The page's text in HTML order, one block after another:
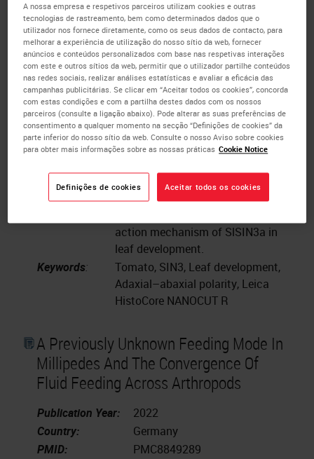
Publication:
2022;300:111055.
doi:10.1016/j.scienta.2022.111055
Institute:
Collaborative Innovation Center for
Efficient and Green Production of
Agriculture in Mountainous Areas
of Zhejiang Province, College of
Horticulture Science, Zhejiang A&F
University, Hangzhou 311300,
Zhejiang
Study Goals:
To explore a new role of SIN3 in
action mechanism of SlSIN3a in
leaf development.
Keywords:
Tomato, SIN3, Leaf development,
Adaxial–abaxial polarity, Leica
HistoCore NANOCUT R
A Previously Unknown Feeding Mode In
Millipedes And The Convergence Of
Fluid Feeding Across Arthropods
Publication Year:
2022
Country:
Germany
PMID:
PMC8849289
A nossa empresa e respetivos parceiros utilizam cookies e outras
tecnologias de rastreamento, bem como determinados dados que o
utilizador nos fornece diretamente, como os seus dados de contacto, para
melhorar a experiência de utilização do nosso sítio da web, fornecer
anúncios e conteúdos personalizados com base nas respetivas interações
com este e outros sítios da web, permitir que o utilizador partilhe conteúdos
nas redes sociais, realizar análises estatísticas e avaliar a eficácia das
campanhas publicitárias. Se clicar em “Aceitar todos os cookies”, concorda
com estas condições e com a partilha destes dados com os nossos
parceiros (consulte a ligação abaixo). Pode alterar as suas preferências de
consentimento a qualquer momento na secção “Definições de cookies” da
parte inferior do nosso sítio da web. Consulte o nosso Aviso sobre cookies
para obter mais informações sobre as nossas práticas Cookie Notice
Definições de cookies Aceitar todos os cookies